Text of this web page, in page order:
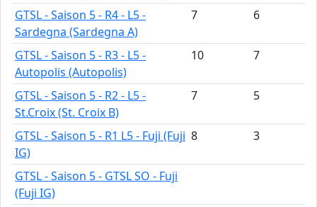
GTSL - Saison 5 - R4 - L5 -
Sardegna (Sardegna A)
7 6
GTSL - Saison 5 - R3 - L5 -
Autopolis (Autopolis)
10 7
GTSL - Saison 5 - R2 - L5 -
St.Croix (St. Croix B)
7 5
GTSL - Saison 5 - R1 L5 - Fuji (Fuji
IG)
8 3
GTSL - Saison 5 - GTSL SO - Fuji
(Fuji IG)